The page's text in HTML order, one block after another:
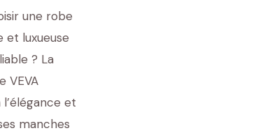
une robe
et luxueuse
? La
VEVA
et
manches